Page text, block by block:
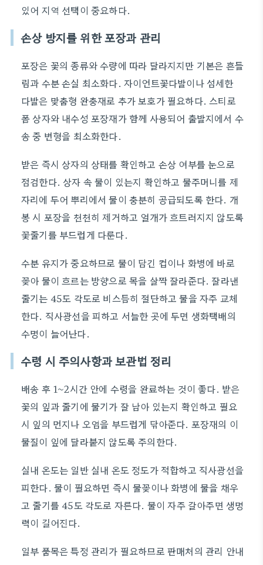
있어 지역 선택이 중요하다.
손상 방지를 위한 포장과 관리
포장은 꽃의 종류와 수량에 따라 달라지지만 기본은 흔들
림과 수분 손실 최소화다. 자이언트꽃다발이나 섬세한
다발은 맞춤형 완충재로 추가 보호가 필요하다. 스티로
폼 상자와 내수성 포장재가 함께 사용되어 출발지에서 수
송 중 변형을 최소화한다.
받은 즉시 상자의 상태를 확인하고 손상 여부를 눈으로
점검한다. 상자 속 물이 있는지 확인하고 물주머니를 제
자리에 두어 뿌리에서 물이 충분히 공급되도록 한다. 개
봉 시 포장을 천천히 제거하고 얼개가 흐트러지지 않도록
꽃줄기를 부드럽게 다룬다.
수분 유지가 중요하므로 물이 담긴 컵이나 화병에 바로
꽂아 물이 흐르는 방향으로 목을 살짝 잘라준다. 잘라낸
줄기는 45도 각도로 비스듬히 절단하고 물을 자주 교체
한다. 직사광선을 피하고 서늘한 곳에 두면 생화택배의
수명이 늘어난다.
수령 시 주의사항과 보관법 정리
배송 후 1~2시간 안에 수령을 완료하는 것이 좋다. 받은
꽃의 잎과 줄기에 물기가 잘 남아 있는지 확인하고 필요
시 잎의 먼지나 오염을 부드럽게 닦아준다. 포장재의 이
물질이 잎에 달라붙지 않도록 주의한다.
실내 온도는 일반 실내 온도 정도가 적합하고 직사광선을
피한다. 물이 필요하면 즉시 물꽂이나 화병에 물을 채우
고 줄기를 45도 각도로 자른다. 물이 자주 갈아주면 생명
력이 길어진다.
일부 품목은 특정 관리가 필요하므로 판매처의 관리 안내